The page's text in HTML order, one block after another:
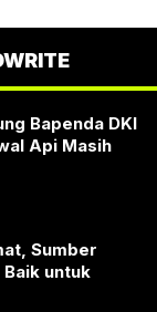
Bapenda DKI
Api Masih
Sumber
untuk